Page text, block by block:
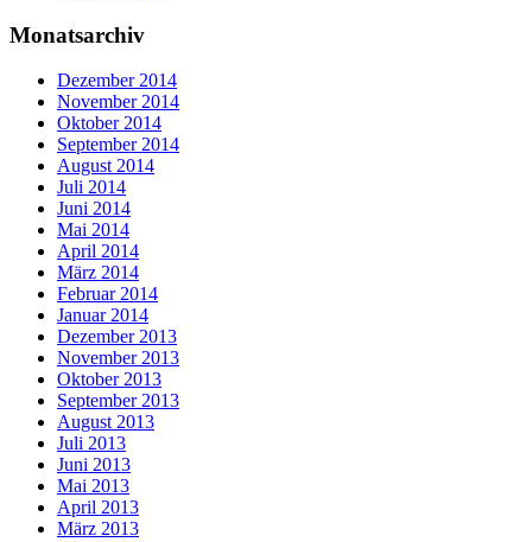
Monatsarchiv
Dezember 2014
November 2014
Oktober 2014
September 2014
August 2014
Juli 2014
Juni 2014
Mai 2014
April 2014
März 2014
Februar 2014
Januar 2014
Dezember 2013
November 2013
Oktober 2013
September 2013
August 2013
Juli 2013
Juni 2013
Mai 2013
April 2013
März 2013